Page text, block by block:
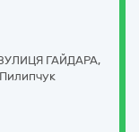
ГАЙДАРА,
Пилипчук